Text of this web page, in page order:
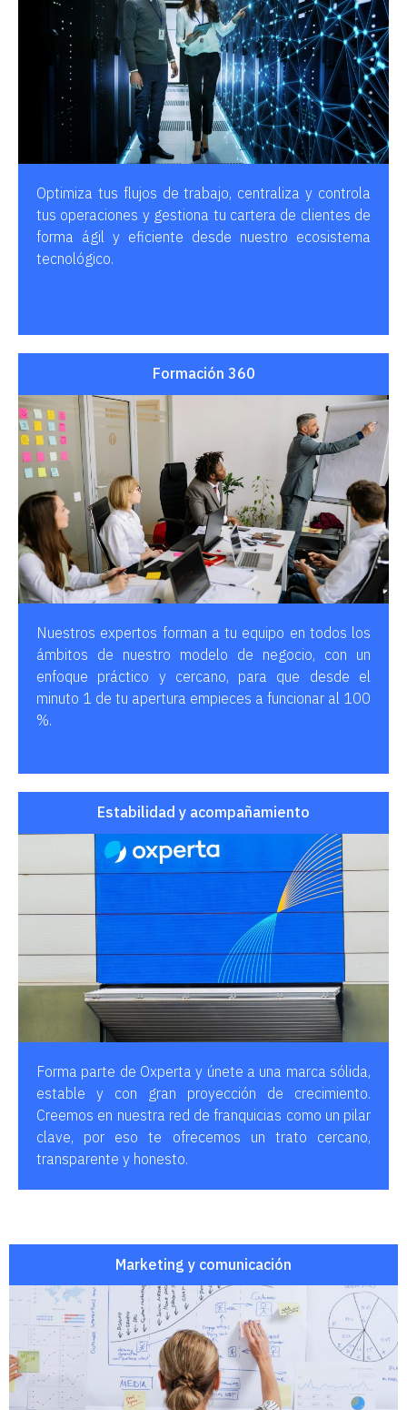
Optimiza tus flujos de trabajo, centraliza y controla
tus operaciones y gestiona tu cartera de clientes de
forma ágil y eficiente desde nuestro ecosistema
tecnológico.
Formación 360
Nuestros expertos forman a tu equipo en todos los
ámbitos de nuestro modelo de negocio, con un
enfoque práctico y cercano, para que desde el
minuto 1 de tu apertura empieces a funcionar al 100
%.
Estabilidad y acompañamiento
Forma parte de Oxperta y únete a una marca sólida,
estable y con gran proyección de crecimiento.
Creemos en nuestra red de franquicias como un pilar
clave, por eso te ofrecemos un trato cercano,
transparente y honesto.
Marketing y comunicación